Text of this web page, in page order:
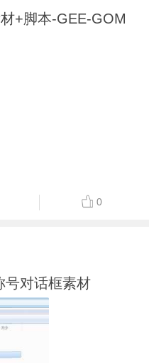
+脚本-GEE-GOM
0
号对话框素材